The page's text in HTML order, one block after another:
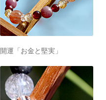
開運「お金と堅実」